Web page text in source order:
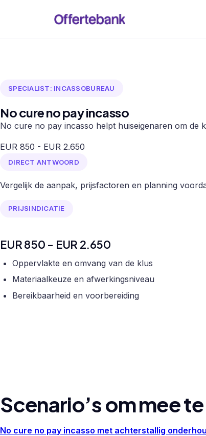
SPECIALIST: INCASSOBUREAU
No cure no pay incasso
No cure no pay incasso helpt huiseigenaren om de
EUR 850 - EUR 2.650
DIRECT ANTWOORD
Vergelijk de aanpak, prijsfactoren en planning
PRIJSINDICATIE
EUR 850 - EUR 2.650
Oppervlakte en omvang van de klus
Materiaalkeuze en afwerkingsniveau
Bereikbaarheid en voorbereiding
Scenario’s om mee
No cure no pay incasso met achterstallig